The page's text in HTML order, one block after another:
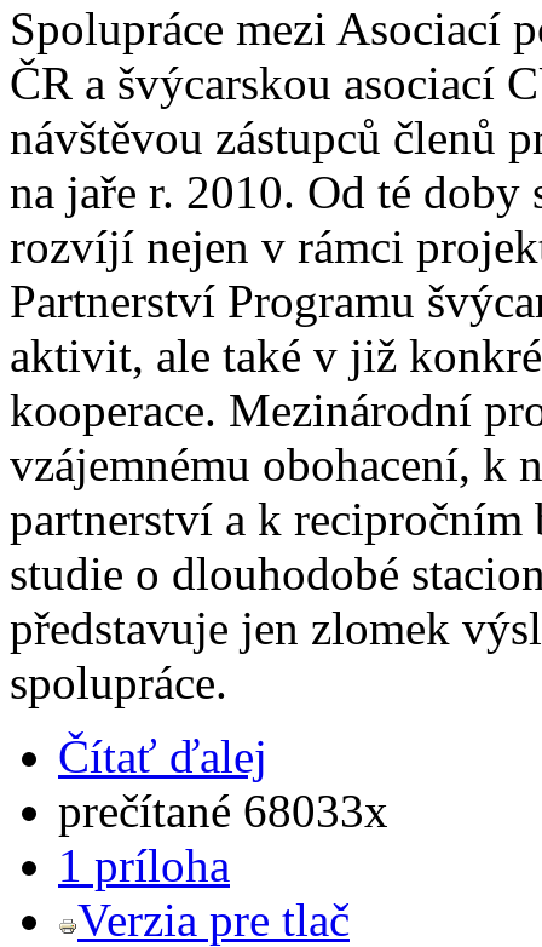
Spolupráce mezi Asociací
ČR a švýcarskou asociací
návštěvou zástupců členů
na jaře r. 2010. Od té doby
rozvíjí nejen v rámci
Partnerství Programu
aktivit, ale také v již
kooperace. Mezinárodní
vzájemnému obohacení, k
partnerství a k
studie o dlouhodobé
představuje jen zlomek
spolupráce.
Čítať ďalej
prečítané 68033x
1 príloha
Verzia pre tlač